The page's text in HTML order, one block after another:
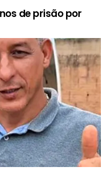
de prisão por